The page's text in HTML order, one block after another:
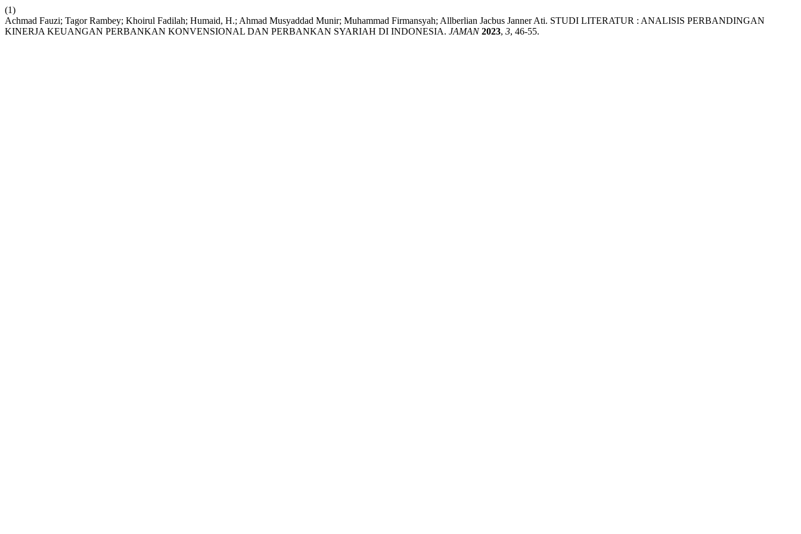
(1)
Achmad Fauzi; Tagor Rambey; Khoirul Fadilah; Humaid, H.; Ahmad Musyaddad Munir; Muhammad Firmansyah; Allberlian Jacbus Janner Ati. STUDI LITERATUR : ANALISIS PERBANDINGAN
KINERJA KEUANGAN PERBANKAN KONVENSIONAL DAN PERBANKAN SYARIAH DI INDONESIA. JAMAN 2023, 3, 46-55.